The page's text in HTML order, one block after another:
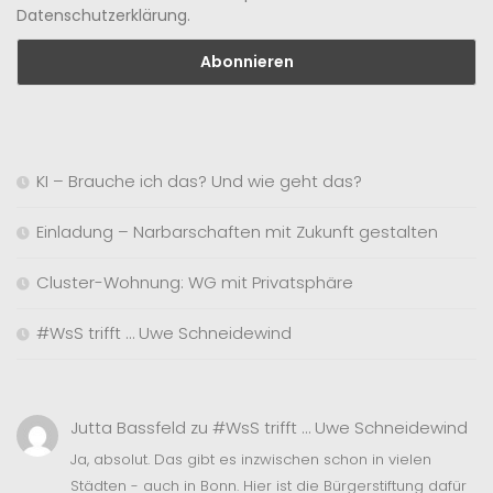
Datenschutzerklärung.
KI – Brauche ich das? Und wie geht das?
Einladung – Narbarschaften mit Zukunft gestalten
Cluster-Wohnung: WG mit Privatsphäre
#WsS trifft … Uwe Schneidewind
Jutta Bassfeld zu #WsS trifft … Uwe Schneidewind
Ja, absolut. Das gibt es inzwischen schon in vielen
Städten - auch in Bonn. Hier ist die Bürgerstiftung dafür